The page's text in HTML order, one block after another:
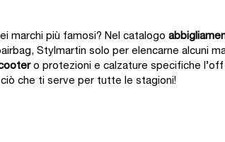
marchi più famosi? Nel catalogo
Stylmartin solo per elencarne alcuni
o protezioni e calzature specifiche
che ti serve per tutte le stagioni!